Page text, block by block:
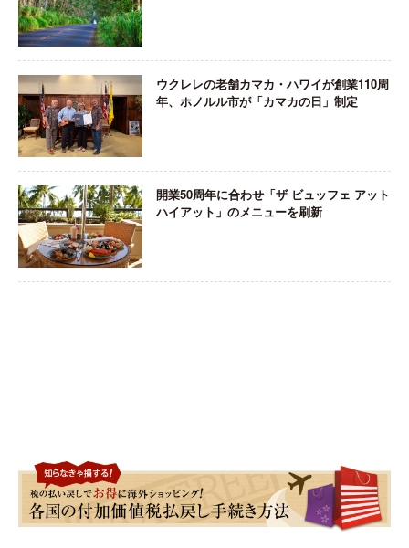
ウクレレの老舗カマカ・ハワイが創業110周
年、ホノルル市が「カマカの日」制定
開業50周年に合わせ「ザ ビュッフェ アット
ハイアット」のメニューを刷新